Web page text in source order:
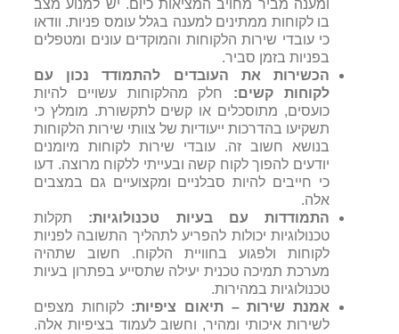
ומענה מביר מחויב המציאות כיום. יש למנוע מצב
בו לקוחות ממתינים למענה בגלל עומס פניות. וודאו
כי עובדי שירות הלקוחות והמוקדים עונים ומטפלים
בפניות בזמן סביר.
הכשירות את העובדים להתמודד נכון עם
לקוחות קשים: חלק מהלקוחות עשויים להיות
כועסים, מתוסכלים או קשים לתקשורת. מומלץ כי
תשקיעו בהדרכות ייעודיות של צוותי שירות הלקוחות
בנושא חשוב זה. עובדי שירות לקוחות מיומנים
יודעים להפוך לקוח קשה ובעייתי ללקוח מרוצה. דעו
כי חייבים להיות סבלניים ומקצועיים גם במצבים
אלה.
התמודדות עם בעיות טכנולוגיות: תקלות
טכנולוגיות יכולות להפריע לתהליך התשובה לפניות
לקוחות ולפגוע בחוויית הלקוח. חשוב שתהיה
מערכת תמיכה טכנית יעילה שתסייע בפתרון בעיות
טכנולוגיות במהירות.
אמנת שירות – תיאום ציפיות: לקוחות מצפים
לשירות איכותי ומהיר, וחשוב לעמוד בציפיות אלה.